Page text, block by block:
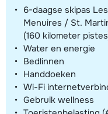
6-daagse skipas Les
Menuires / St.
(160 kilometer
Water en energie
Bedlinnen
Handdoeken
Wi-Fi
Gebruik wellness